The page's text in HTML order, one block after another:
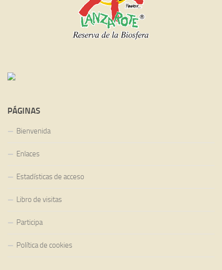
PÁGINAS
Bienvenida
Enlaces
Estadísticas de acceso
Libro de visitas
Participa
Política de cookies